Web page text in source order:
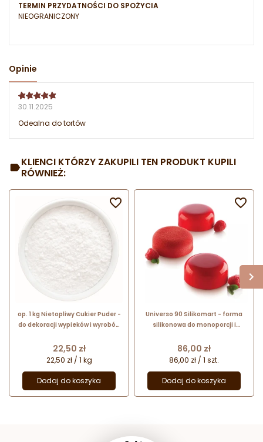
TERMIN PRZYDATNOŚCI DO SPOŻYCIA
NIEOGRANICZONY
Opinie
30.11.2025
Odealna do tortów
KLIENCI KTÓRZY ZAKUPILI TEN PRODUKT KUPILI
RÓWNIEŻ:
op. 1 kg Nietopliwy Cukier Puder -
do dekoracji wypieków i wyrobów
Cena
22,50 zł
22,50 zł / 1 kg
Dodaj do koszyka

Universo 90 Silikomart - forma
silikonowa do monoporcji i
poj. 90 ml x 6 porcji
Cena
86,00 zł
86,00 zł / 1 szt.
Dodaj do koszyka
